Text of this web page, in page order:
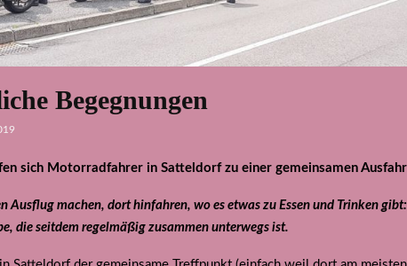
Begegnungen
sich Motorradfahrer in Satteldorf zu einer gemeinsamen
Ausflug machen, dort hinfahren, wo es etwas zu Essen und Trinken
die seitdem regelmäßig zusammen unterwegs ist.